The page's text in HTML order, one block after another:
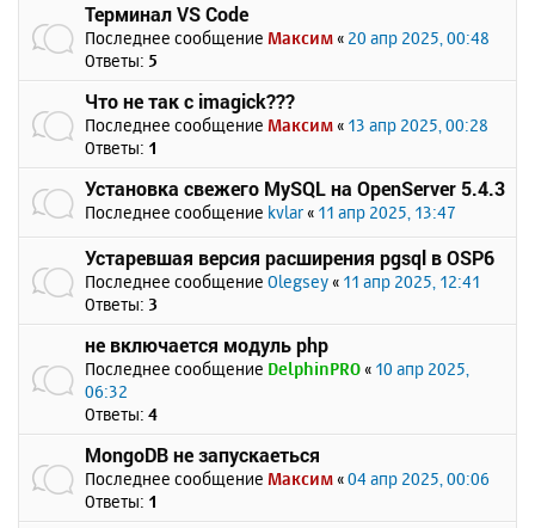
Терминал VS Code
Последнее сообщение Максим « 20 апр 2025, 00:48
Ответы: 5
Что не так с imagick???
Последнее сообщение Максим « 13 апр 2025, 00:28
Ответы: 1
Установка свежего MySQL на OpenServer 5.4.3
Последнее сообщение kvlar « 11 апр 2025, 13:47
Устаревшая версия расширения pgsql в OSP6
Последнее сообщение Olegsey « 11 апр 2025, 12:41
Ответы: 3
не включается модуль php
Последнее сообщение DelphinPRO « 10 апр 2025,
06:32
Ответы: 4
MongoDB не запускаеться
Последнее сообщение Максим «04 апр 2025, 00:06
Ответы: 1